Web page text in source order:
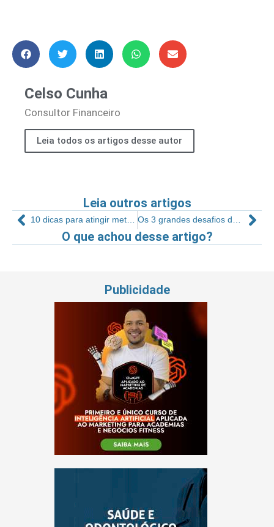
Celso Cunha
Consultor Financeiro
Leia todos os artigos desse autor
Leia outros artigos
O que achou desse artigo?
Publicidade